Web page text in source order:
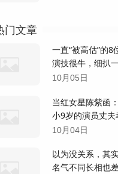
门文章
一直“被高估”的
演技很牛，细扒
10月05日
当红女星陈紫函
小9岁的演员丈夫
10月04日
以为没关系，其
名气不同长相也